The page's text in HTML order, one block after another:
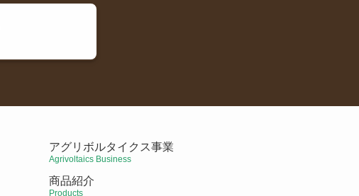
アグリボルタイクス事業
Agrivoltaics Business
商品紹介
Products